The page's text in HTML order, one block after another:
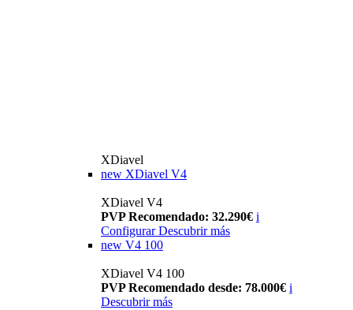
XDiavel
new XDiavel V4
XDiavel V4
PVP Recomendado: 32.290€ i
Configurar Descubrir más
new V4 100
XDiavel V4 100
PVP Recomendado desde: 78.000€ i
Descubrir más